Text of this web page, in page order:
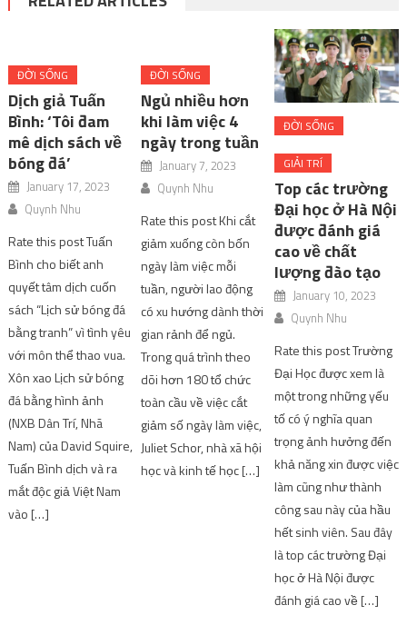
ĐỜI SỐNG
Dịch giả Tuấn
Bình: ‘Tôi đam
mê dịch sách về
bóng đá’
January 17, 2023
Quynh Nhu
Rate this post Tuấn
Bình cho biết anh
quyết tâm dịch cuốn
sách “Lịch sử bóng đá
bằng tranh” vì tình yêu
với môn thể thao vua.
Xôn xao Lịch sử bóng
đá bằng hình ảnh
(NXB Dân Trí, Nhã
Nam) của David Squire,
Tuấn Bình dịch và ra
mắt độc giả Việt Nam
vào […]
ĐỜI SỐNG
Ngủ nhiều hơn
khi làm việc 4
ngày trong tuần
January 7, 2023
Quynh Nhu
Rate this post Khi cắt
giảm xuống còn bốn
ngày làm việc mỗi
tuần, người lao động
có xu hướng dành thời
gian rảnh để ngủ.
Trong quá trình theo
dõi hơn 180 tổ chức
toàn cầu về việc cắt
giảm số ngày làm việc,
Juliet Schor, nhà xã hội
học và kinh tế học […]
ĐỜI SỐNG
GIẢI TRÍ
Top các trường
Đại học ở Hà Nội
được đánh giá
cao về chất
lượng đào tạo
January 10, 2023
Quynh Nhu
Rate this post Trường
Đại Học được xem là
một trong những yếu
tố có ý nghĩa quan
trọng ảnh hưởng đến
khả năng xin được việc
làm cũng như thành
công sau này của hầu
hết sinh viên. Sau đây
là top các trường Đại
học ở Hà Nội được
đánh giá cao về […]